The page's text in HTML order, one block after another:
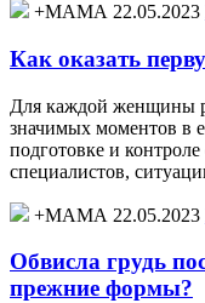
+МАМА 22.05.2023
Как оказать
Для каждой женщины
значимых моментов в
подготовке и
специалистов,
+МАМА 22.05.2023
Обвисла грудь
прежние формы?